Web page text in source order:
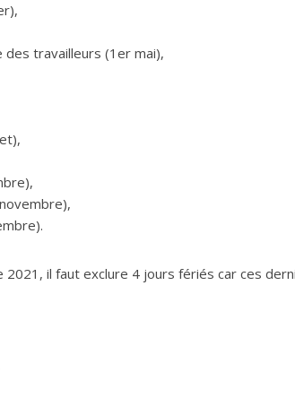
travailleurs (1er mai),
2021, il faut exclure 4 jours fériés car ces